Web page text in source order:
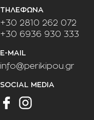
ΤΗΛΕΦΩΝΑ
+30 2810 262 072
+30 6936 930 333
E-MAIL
info@perikipou.gr
SOCIAL MEDIA